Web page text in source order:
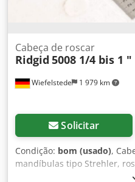
Wiefelstede 1 979 km
Cabeça de roscar
Ridgid 5008 1/4 bis 1 "
Solicitar
Condição: bom (usado),
mandíbulas tipo Strehler,
de rosquear, aparelho para